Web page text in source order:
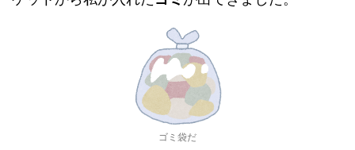
ゴミ袋だ